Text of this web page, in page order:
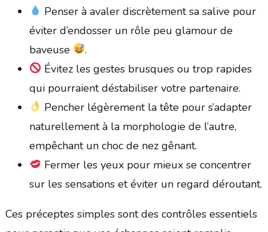
Penser à avaler discrètement sa salive pour
éviter d’endosser un rôle peu glamour de
baveuse
.
Évitez les gestes brusques ou trop rapides
qui pourraient déstabiliser votre partenaire.
Pencher légèrement la tête pour s’adapter
naturellement à la morphologie de l’autre,
empêchant un choc de nez gênant.
Fermer les yeux pour mieux se concentrer
sur les sensations et éviter un regard déroutant.
Ces préceptes simples sont des contrôles essentiels